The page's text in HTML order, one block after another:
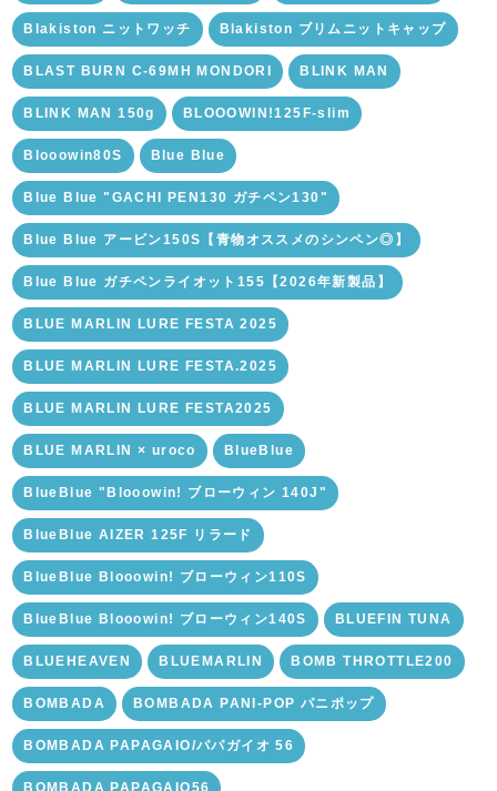
Blakiston ニットワッチ Blakiston ブリムニットキャップ
BLAST BURN C-69MH MONDORI BLINK MAN
BLINK MAN 150g BLOOOWIN!125F-slim
Blooowin80S Blue Blue
Blue Blue "GACHI PEN130 ガチペン130"
Blue Blue アービン150S【青物オススメのシンペン◎】
Blue Blue ガチペンライオット155【2026年新製品】
BLUE MARLIN LURE FESTA 2025
BLUE MARLIN LURE FESTA.2025
BLUE MARLIN LURE FESTA2025
BLUE MARLIN × uroco BlueBlue
BlueBlue "Blooowin! ブローウィン 140J"
BlueBlue AIZER 125F リラード
BlueBlue Blooowin! ブローウィン110S
BlueBlue Blooowin! ブローウィン140S BLUEFIN TUNA
BLUEHEAVEN BLUEMARLIN BOMB THROTTLE200
BOMBADA BOMBADA PANI-POP パニポップ
BOMBADA PAPAGAIO/パパガイオ 56
BOMBADA PAPAGAIO56